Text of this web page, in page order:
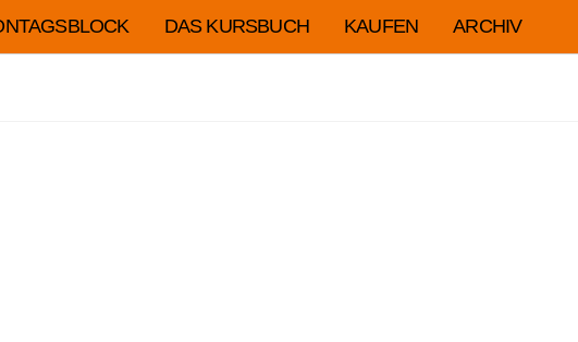
DAS KURSBUCH KAUFEN ARCHIV